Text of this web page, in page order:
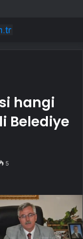
planını onayladı
hangi
Belediye
5